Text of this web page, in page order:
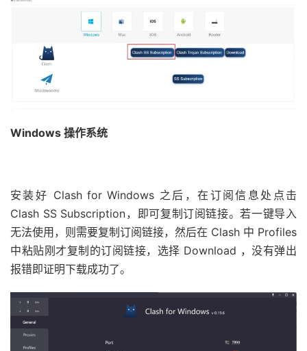
Windows 操作系统
安装好 Clash for Windows 之后，在订阅信息处点击
Clash SS Subscription，即可复制订阅链接。若一键导入
无法使用，则需要复制订阅链接，然后在 Clash 中 Profiles
中粘贴刚才复制的订阅链接，选择 Download ，没有弹出
报错即证明下载成功了。